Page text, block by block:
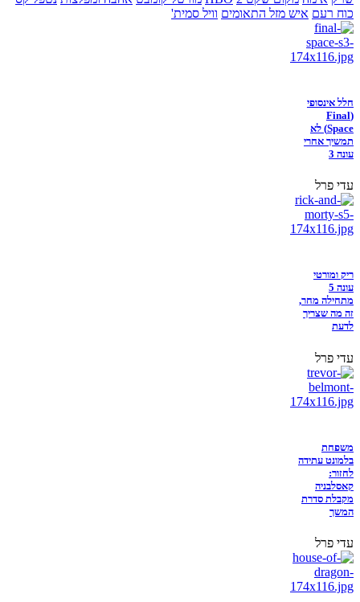
כוח רעם איש מזל התאומים וויל סמית'
חלל אינסופי
(Final
Space) לא
תמשיך אחרי
עונה 3
עדי פרל
ריק ומורטי
עונה 5
מתחילה מחר,
זה מה שצריך
לדעת
עדי פרל
משפחת
בלמונט עתידה
לחזור:
קאסלבניה
מקבלת סדרת
המשך
עדי פרל